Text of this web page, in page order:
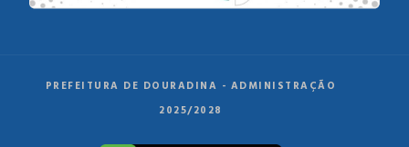
PREFEITURA DE DOURADINA - ADMINISTRAÇÃO
2025/2028